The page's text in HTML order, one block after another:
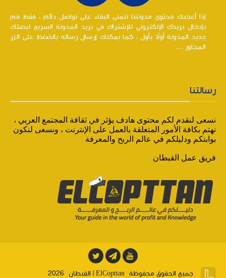
إذا أعجبك محتوى مدونتنا نتمنى البقاء على تواصل دائم ، فقط قم
بإدخال بريدك الإلكتروني للإشتراك في بريد المدونة السريع ليصلك
جديد المدونة أولاً بأول ، كما يمكنك إرسال رساله بالضغط على الزر
المجاور ...
رسالتنا
نسعى لنقدم لكم محتوى هادف يؤثر في ثقافة المجتمع العربي ،
نهتم بكافة الأمور المتعلقة بالعمل على الإنترنت ، ونسعى لنكون
بوابتكم ودليلكم في عالم الربح والمعرفة
فريق عمل القبطان
جميع الحقوق محفوظة ElCopttan | القبطان 2026